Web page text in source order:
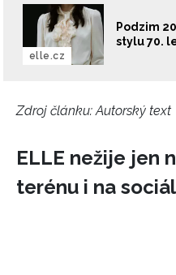
NEWSLETTER
Přihlášením k newsletteru
Podzim
stylu 70.
elle.cz
Zdroj článku: Autorský text
ELLE nežije jen
terénu i na